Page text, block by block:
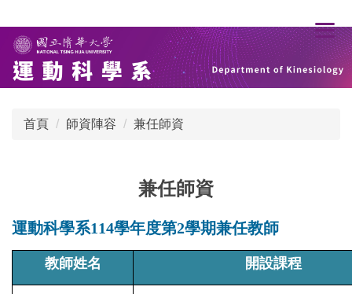
到
主
要
內
首頁 師資陣容 兼任師資
兼任師資
運動科學系114學年度第2學期兼任教師
教師姓名 開設課程